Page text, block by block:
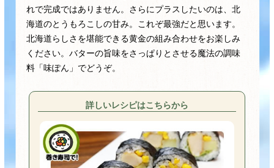
納豆の豆知識
鍋奉行マニュアル
ミツカンのCM
人気商品 ＋ おすすめレシピ
おいしさと健康への取り組み
キッザニア東京「ぽん酢工房」
ミツカン公式通販
れで完成ではありません。さらにプラスしたいのは、北
海道のとうもろこしの甘み。これぞ最強だと思います。
北海道らしさを堪能できる黄金の組み合わせをお楽しみ
ください。バターの旨味をさっぱりとさせる魔法の調味
料「味ぽん」でどうぞ。
詳しいレシピはこちらから